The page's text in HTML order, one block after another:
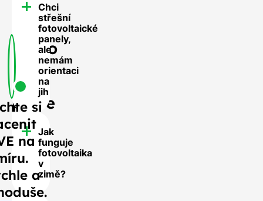
FAQ
-
Často
se
nás
ptáte
Chci
střešní
fotovoltaické
panely,
ale
nemám
orientaci
na
jih
Jak
funguje
fotovoltaika
v
zimě?
si
na
a